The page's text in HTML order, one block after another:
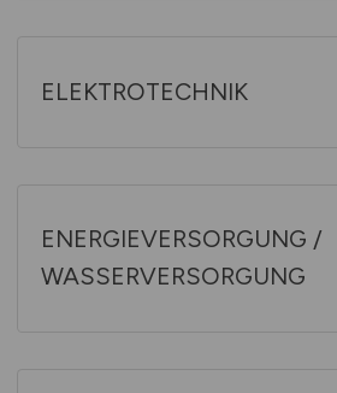
ELEKTROTECHNIK
ENERGIEVERSORGUNG /
WASSERVERSORGUNG